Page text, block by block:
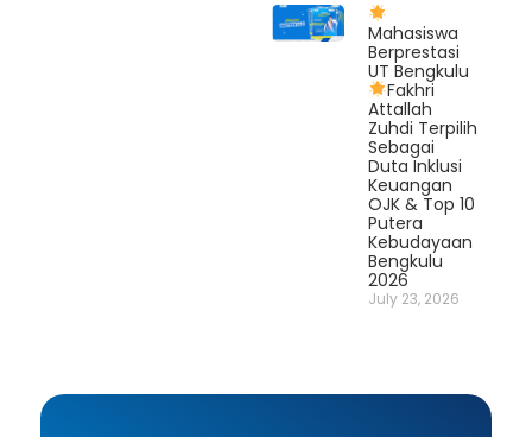
Mahasiswa
Berprestasi
UT Bengkulu
Fakhri
Attallah
Zuhdi Terpilih
Sebagai
Duta Inklusi
Keuangan
OJK & Top 10
Putera
Kebudayaan
Bengkulu
2026
July 23, 2026